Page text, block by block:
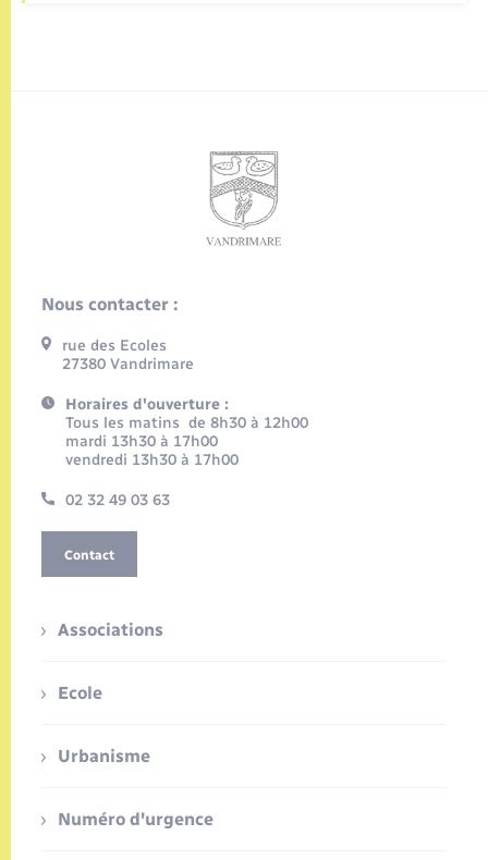
Nous contacter :
rue des Ecoles
27380 Vandrimare
Horaires d'ouverture :
Tous les matins de 8h30 à 12h00
mardi 13h30 à 17h00
vendredi 13h30 à 17h00
02 32 49 03 63
Contact
Associations
Ecole
Urbanisme
Numéro d'urgence